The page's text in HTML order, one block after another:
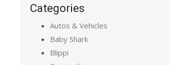
Categories
Autos & Vehicles
Baby Shark
Blippi